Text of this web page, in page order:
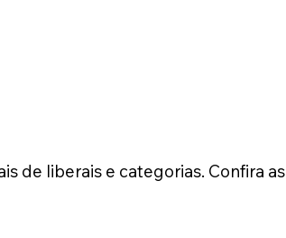
de liberais e categorias. Confira as